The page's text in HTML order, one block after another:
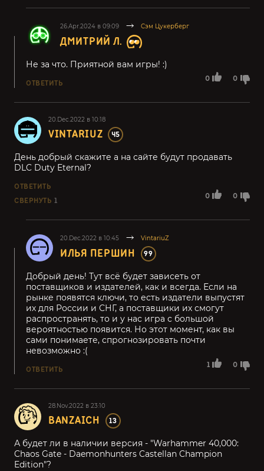
26.Apr.2024 в 09:09 Сэм Цукерберг
ДМИТРИЙ Л.
0 0
Не за что. Приятной вам игры! :)
ОТВЕТИТЬ
20.Dec.2022 в 10:18
VINTARIUZ 45
0 0
День добрый скажите а на сайте будут продавать
DLC Duty Eternal?
ОТВЕТИТЬ
СВЕРНУТЬ 1
20.Dec.2022 в 10:45 VintariuZ
ИЛЬЯ ПЕРШИН 99
1 0
Добрый день! Тут всё будет зависеть от
поставщиков и издателей, как и всегда. Если на
рынке появятся ключи, то есть издатели выпустят
их для России и СНГ, а поставщики их смогут
распространять, то и у нас игра с большой
вероятностью появится. Но этот момент, как вы
сами понимаете, спрогнозировать почти
невозможно :(
ОТВЕТИТЬ
28.Nov.2022 в 23:10
BANZAICH 13
А будет ли в наличии версия - "Warhammer 40,000:
Chaos Gate - Daemonhunters Castellan Champion
Edition"?